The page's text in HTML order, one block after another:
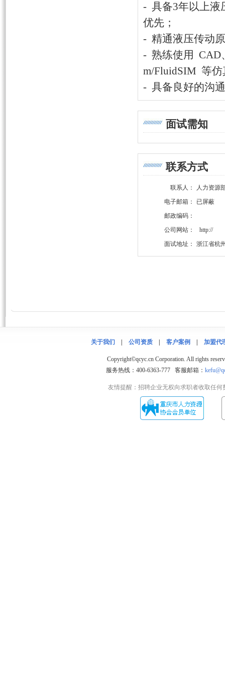
- 具备3年以上液
优先；
- 精通液压传动
- 熟练使用 CAD
m/FluidSIM 等
- 具备良好的沟
面试需知
联系方式
联系人：
人力资源
电子邮箱：
已屏蔽
邮政编码：
公司网站：
http://
面试地址：
浙江省杭
关于我们 公司资质 客户案例 加盟代
Copyright©qcyc.cn Corporation. All rights
服务热线：400-6363-777 客服邮箱：
友情提醒：招聘企业无权向求职者收取任